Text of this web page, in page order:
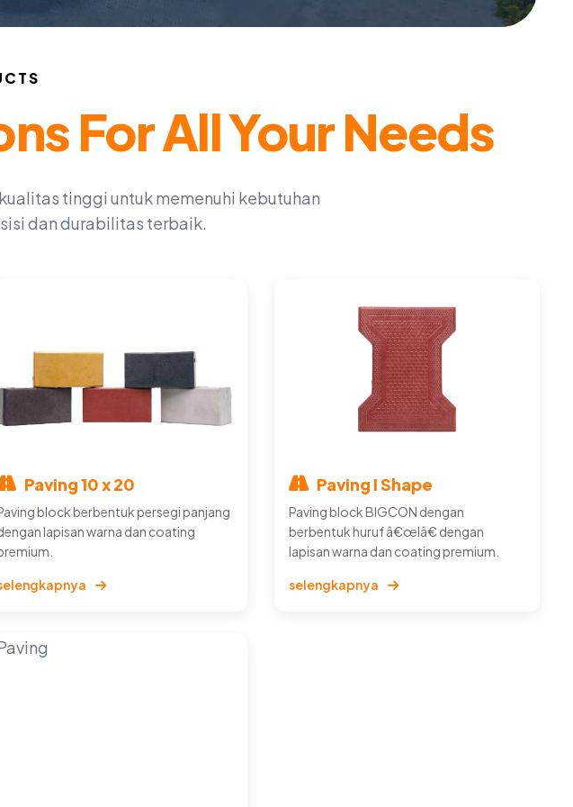
For All Your Needs
tinggi untuk memenuhi kebutuhan
dan durabilitas terbaik.
Paving 10 x 20
block berbentuk persegi panjang
lapisan warna dan coating
Paving I Shape
Paving block BIGCON dengan
berbentuk huruf â€œIâ€ dengan
lapisan warna dan coating premium.
selengkapnya